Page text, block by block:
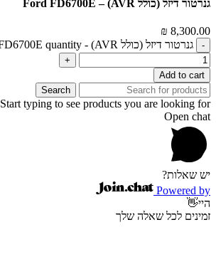
גנרטור דיזל (כולל AVR) – Ford FD6700E
8,300.00
₪
גנרטור דיזל (כולל AVR) - Ford FD6700E quantity
Add to cart
Search
Start typing to see products you are looking for.
Open chat
יש שאלות?
Powered by
היי👋
זמינים לכל שאלה שלך